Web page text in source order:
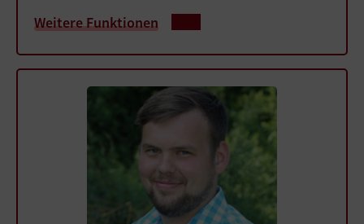
Weitere Funktionen